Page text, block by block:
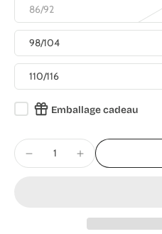
86/92
98/104
110/116
Emballage cadeau